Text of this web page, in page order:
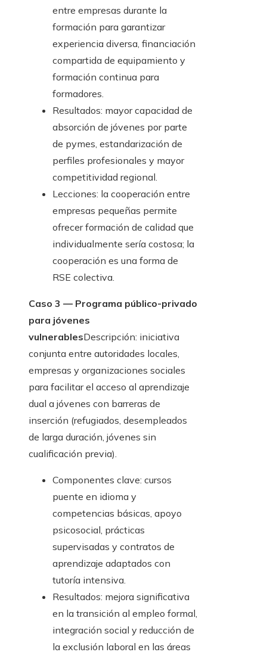
entre empresas durante la
formación para garantizar
experiencia diversa, financiación
compartida de equipamiento y
formación continua para
formadores.
Resultados: mayor capacidad de
absorción de jóvenes por parte
de pymes, estandarización de
perfiles profesionales y mayor
competitividad regional.
Lecciones: la cooperación entre
empresas pequeñas permite
ofrecer formación de calidad que
individualmente sería costosa; la
cooperación es una forma de
RSE colectiva.
Caso 3 — Programa público-privado
para jóvenes
vulnerablesDescripción: iniciativa
conjunta entre autoridades locales,
empresas y organizaciones sociales
para facilitar el acceso al aprendizaje
dual a jóvenes con barreras de
inserción (refugiados, desempleados
de larga duración, jóvenes sin
cualificación previa).
Componentes clave: cursos
puente en idioma y
competencias básicas, apoyo
psicosocial, prácticas
supervisadas y contratos de
aprendizaje adaptados con
tutoría intensiva.
Resultados: mejora significativa
en la transición al empleo formal,
integración social y reducción de
la exclusión laboral en las áreas